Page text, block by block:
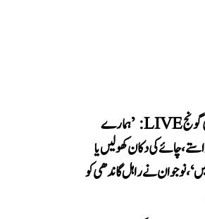
چھاتروں کی گونج LIVE: ’ہمارے
راستے، چائے کی دکان کھولیں یا
نوجوان نے راہل گاندھی کو